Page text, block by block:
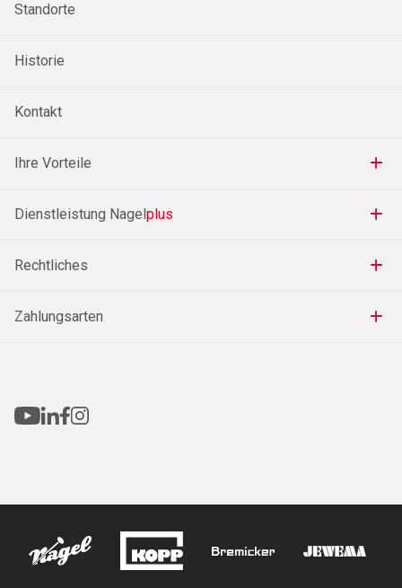
Standorte
Historie
Kontakt
Ihre Vorteile
Dienstleistung Nagel plus
Rechtliches
Zahlungsarten